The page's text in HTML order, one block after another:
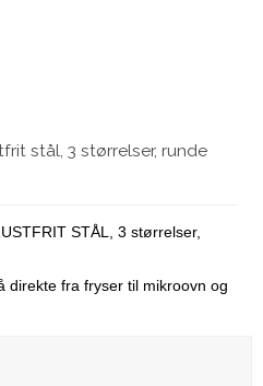
stål, 3 størrelser, runde
STÅL, 3 størrelser,
direkte fra fryser til mikroovn og